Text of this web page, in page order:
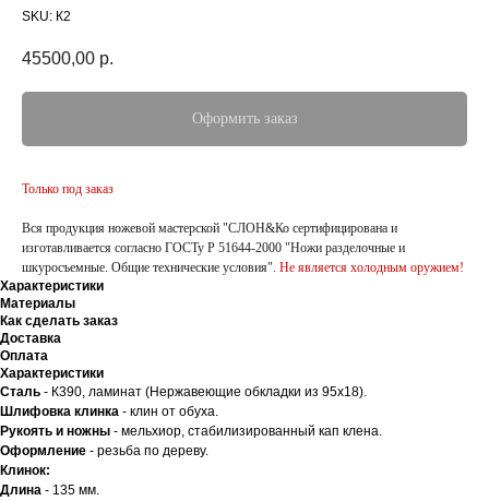
SKU: К2
45500,00 р.
Оформить заказ
Только под заказ
Вся продукция ножевой мастерской "СЛОН&Ко сертифицирована и
изготавливается согласно ГОСТу Р 51644-2000 "Ножи разделочные и
шкуросъемные. Общие технические условия". Не является холодным оружием!
Характеристики
Материалы
Как сделать заказ
Доставка
Оплата
Характеристики
Сталь - К390, ламинат (Нержавеющие обкладки из 95х18).
Шлифовка клинка - клин от обуха.
Рукоять и ножны - мельхиор, стабилизированный кап клена.
Оформление - резьба по дереву.
Клинок:
Длина - 135 мм.